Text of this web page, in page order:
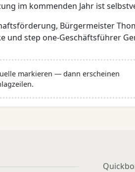
im kommenden Jahr ist
Bürgermeister
und step one-Geschäftsführer
markieren — dann erscheinen